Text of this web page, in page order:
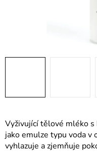
Vyživující tělové mléko s
jako emulze typu voda v
vyhlazuje a zjemňuje